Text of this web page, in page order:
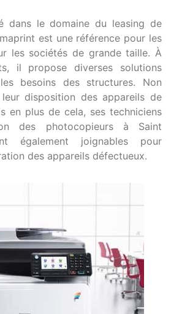
dans le domaine du leasing de
est une référence pour les
les sociétés de grande taille. À
il propose diverses solutions
besoins des structures. Non
disposition des appareils de
en plus de cela, ses techniciens
des photocopieurs à Saint
également joignables pour
des appareils défectueux.